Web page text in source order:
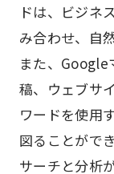
ドは、ビジネ
み合わせ、自
また、Google
稿、ウェブサ
ワードを使用
図ることがで
サーチと分析